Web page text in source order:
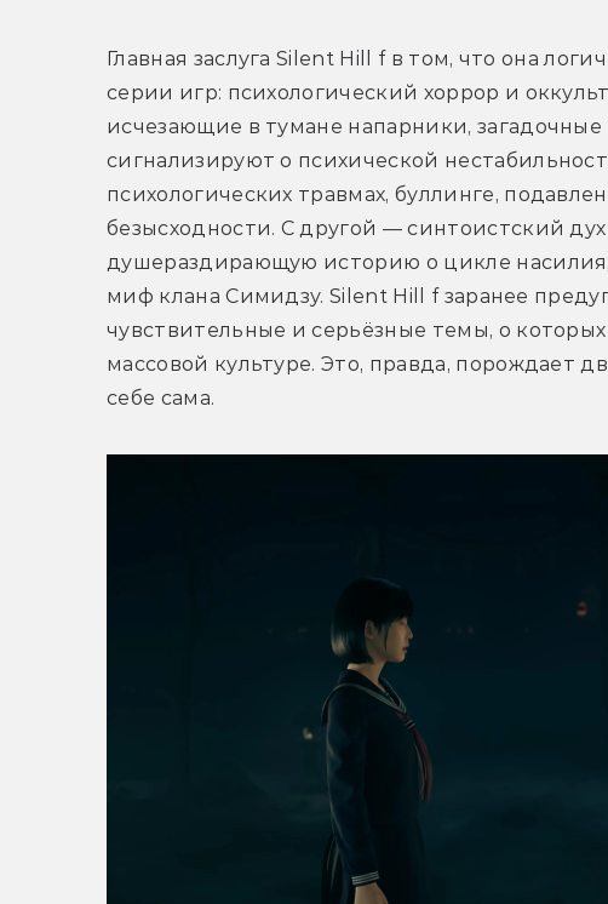
Главная заслуга Silent Hill f в том, что она
серии игр: психологический хоррор и
исчезающие в тумане напарники,
сигнализируют о психической
психологических травмах, буллинге,
безысходности. С другой — синтоистский
душераздирающую историю о цикле
миф клана Симидзу. Silent Hill f заранее
чувствительные и серьёзные темы, о
массовой культуре. Это, правда, порождает
себе сама.